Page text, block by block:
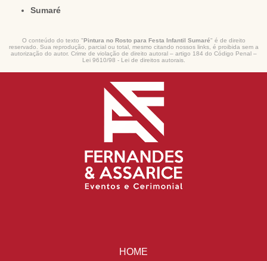
Sumaré
O conteúdo do texto "Pintura no Rosto para Festa Infantil Sumaré" é de direito
reservado. Sua reprodução, parcial ou total, mesmo citando nossos links, é proibida sem a
autorização do autor. Crime de violação de direito autoral – artigo 184 do Código Penal –
Lei 9610/98 - Lei de direitos autorais.
HOME